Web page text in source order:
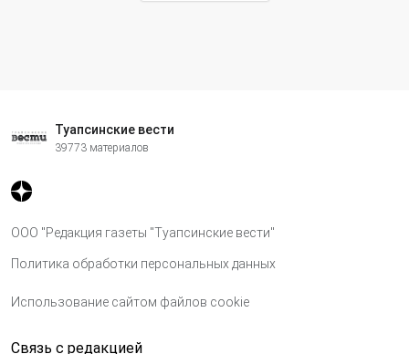
Туапсинские вести
39773 материалов
ООО "Редакция газеты "Туапсинские вести"
Политика обработки персональных данных
Использование сайтом файлов cookie
Связь с редакцией